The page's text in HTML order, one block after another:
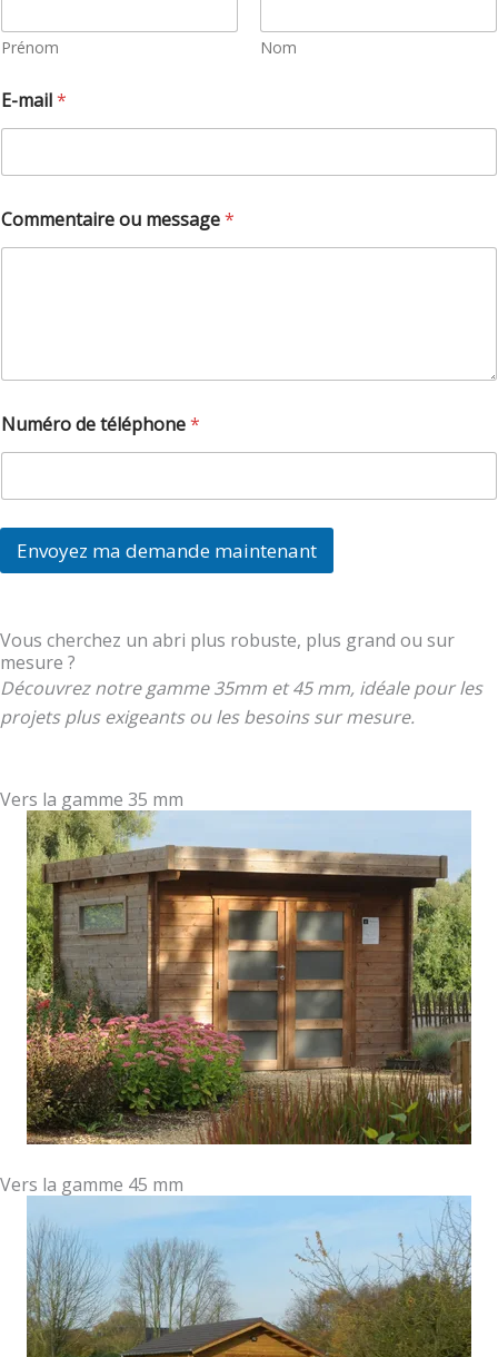
Prénom Nom
E-mail*
Commentaire ou message*
u
m
r
*
Numéro de téléphone*
Envoyez ma demande maintenant
Vous cherchez un abri plus robuste, plus grand ou sur
mesure ?
Découvrez notre gamme 35mm et 45 mm, idéale pour les
projets plus exigeants ou les besoins sur mesure.
Vers la gamme 35 mm
Vers la gamme 45 mm